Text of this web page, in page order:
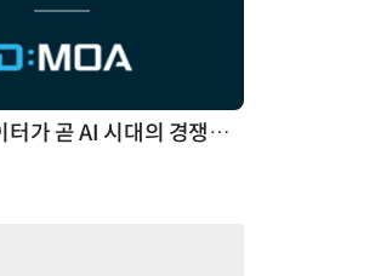
체계화 된 데이터가 곧 AI 시대의 경쟁력이다